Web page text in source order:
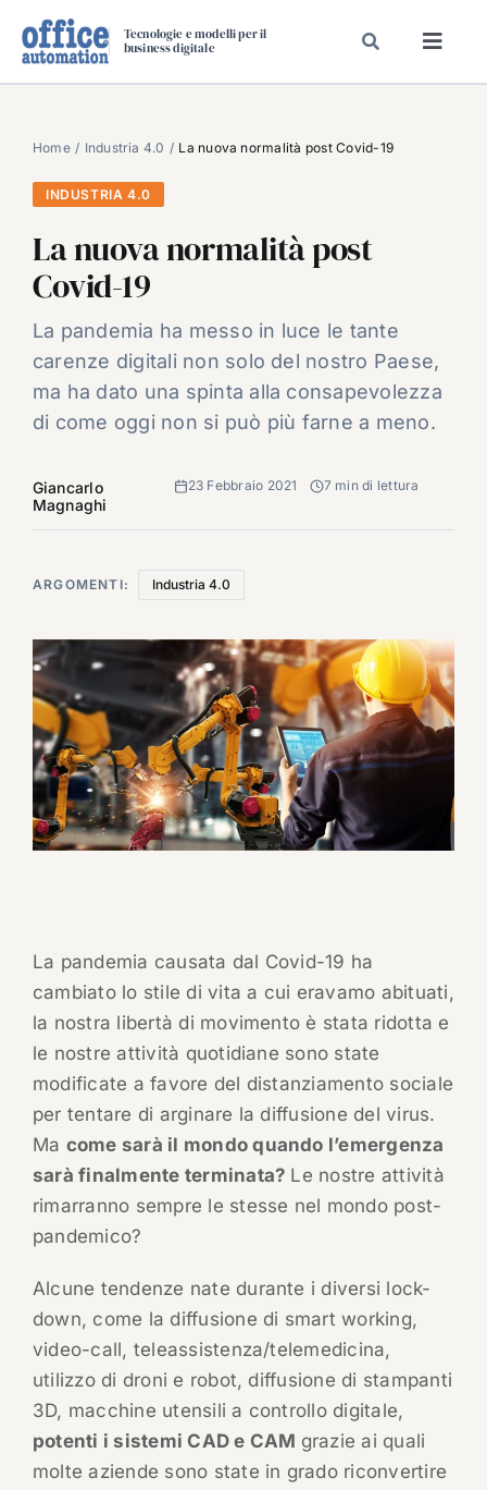
Tecnologie e modelli per il
business digitale
SPECIAL PAPER
TAVOLE ROTONDE DI REDAZIONE
CARRIERE
VIDEO
EVENTI
CHI SIAMO
Home Industria 4.0 La nuova normalità post Covid-19
INDUSTRIA 4.0
La nuova normalità post
Covid-19
La pandemia ha messo in luce le tante
carenze digitali non solo del nostro Paese,
ma ha dato una spinta alla consapevolezza
di come oggi non si può più farne a meno.
Giancarlo
Magnaghi
23 Febbraio 2021 7 min di lettura
ARGOMENTI: Industria 4.0
La pandemia causata dal Covid-19 ha
cambiato lo stile di vita a cui eravamo abituati,
la nostra libertà di movimento è stata ridotta e
le nostre attività quotidiane sono state
modificate a favore del distanziamento sociale
per tentare di arginare la diffusione del virus.
Ma come sarà il mondo quando l’emergenza
sarà finalmente terminata? Le nostre attività
rimarranno sempre le stesse nel mondo post-
pandemico?
Alcune tendenze nate durante i diversi lock-
down, come la diffusione di smart working,
video-call, teleassistenza/telemedicina,
utilizzo di droni e robot, diffusione di stampanti
3D, macchine utensili a controllo digitale,
potenti i sistemi CAD e CAM grazie ai quali
molte aziende sono state in grado riconvertire